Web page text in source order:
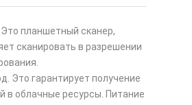
Это планшетный сканер,
сканировать в разрешении
Это гарантирует получение
в облачные ресурсы. Питание